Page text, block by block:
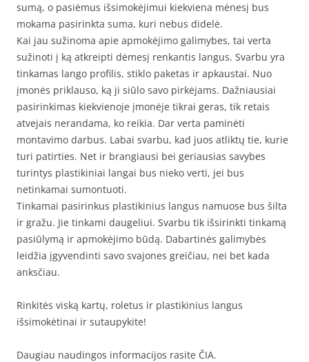
sumą, o pasiėmus išsimokėjimui kiekviena mėnesį bus
mokama pasirinkta suma, kuri nebus didelė.
Kai jau sužinoma apie apmokėjimo galimybes, tai verta
sužinoti į ką atkreipti dėmesį renkantis langus. Svarbu yra
tinkamas lango profilis, stiklo paketas ir apkaustai. Nuo
įmonės priklauso, ką ji siūlo savo pirkėjams. Dažniausiai
pasirinkimas kiekvienoje įmonėje tikrai geras, tik retais
atvejais nerandama, ko reikia. Dar verta paminėti
montavimo darbus. Labai svarbu, kad juos atliktų tie, kurie
turi patirties. Net ir brangiausi bei geriausias savybes
turintys plastikiniai langai bus nieko verti, jei bus
netinkamai sumontuoti.
Tinkamai pasirinkus plastikinius langus namuose bus šilta
ir gražu. Jie tinkami daugeliui. Svarbu tik išsirinkti tinkamą
pasiūlymą ir apmokėjimo būdą. Dabartinės galimybės
leidžia įgyvendinti savo svajones greičiau, nei bet kada
anksčiau.
Rinkitės viską kartų, roletus ir plastikinius langus
išsimokėtinai ir sutaupykite!
Daugiau naudingos informacijos rasite ČIA.